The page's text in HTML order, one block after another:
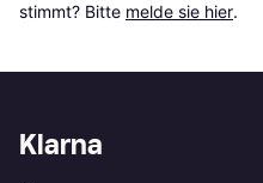
stimmt? Bitte melde sie hier.
Klarna